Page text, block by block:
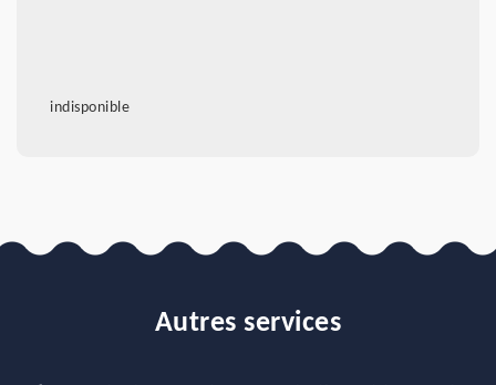
indisponible
Autres services